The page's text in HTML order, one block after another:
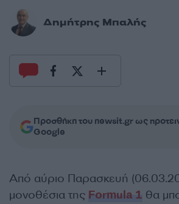
Δημήτρης Μπαλής
Προσθήκη του newsit.gr ως
Google
Από αύριο Παρασκευή
μονοθέσια της Formula 1 θα